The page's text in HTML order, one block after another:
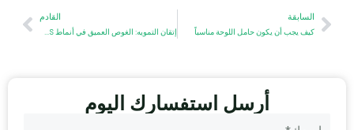
السابق
السابقة
كيف يجب أن يكون حامل اللوحة مناسباً
القادم
إتقان التمويه: الغوص العميق في أنماط A-TACS
أرسل استفسارك اليوم
اسم